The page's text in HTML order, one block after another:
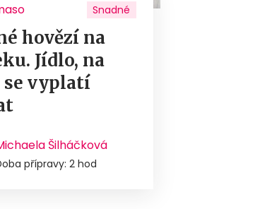
Snadné
hovězí na
Jídlo, na
vyplatí
Šilháčková
přípravy: 2 hod